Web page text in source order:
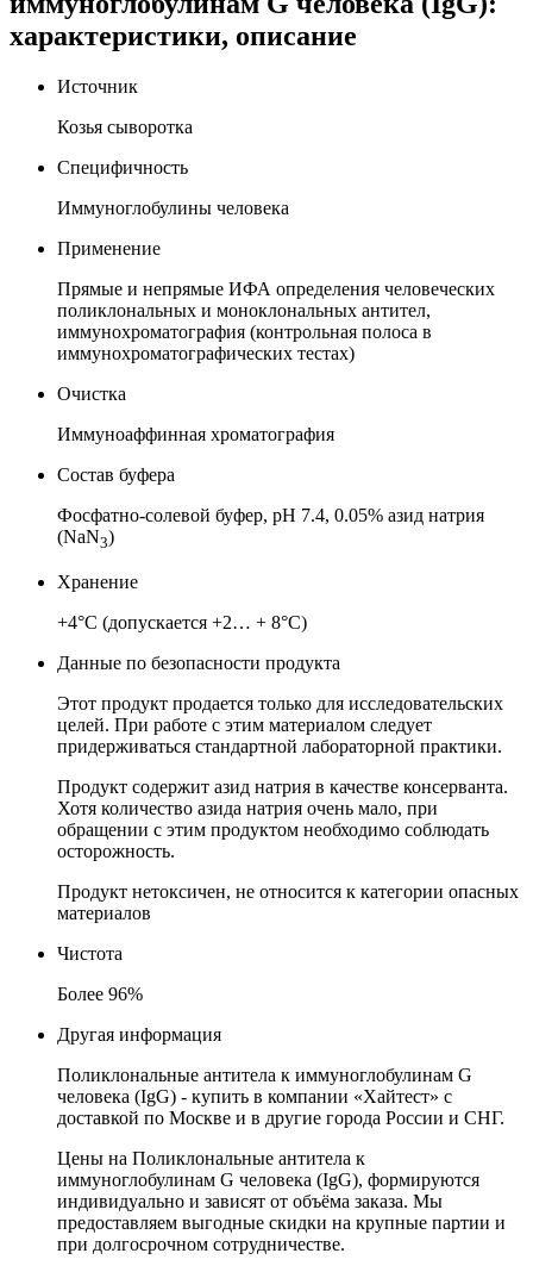
характеристики, описание
Источник
Козья сыворотка
Специфичность
Иммуноглобулины человека
Применение
Прямые и непрямые ИФА определения человеческих
поликлональных и моноклональных антител,
иммунохроматография (контрольная полоса в
иммунохроматографических тестах)
Очистка
Иммуноаффинная хроматография
Состав буфера
Фосфатно-солевой буфер, рН 7.4, 0.05% азид натрия
(NaN3)
Хранение
+4°C (допускается +2… + 8°C)
Данные по безопасности продукта
Этот продукт продается только для исследовательских
целей. При работе с этим материалом следует
придерживаться стандартной лабораторной практики.
Продукт содержит азид натрия в качестве консерванта.
Хотя количество азида натрия очень мало, при
обращении с этим продуктом необходимо соблюдать
осторожность.
Продукт нетоксичен, не относится к категории опасных
материалов
Чистота
Более 96%
Другая информация
Поликлональные антитела к иммуноглобулинам G
человека (IgG) - купить в компании «Хайтест» с
доставкой по Москве и в другие города России и СНГ.
Цены на Поликлональные антитела к
иммуноглобулинам G человека (IgG), формируются
индивидуально и зависят от объёма заказа. Мы
предоставляем выгодные скидки на крупные партии и
при долгосрочном сотрудничестве.